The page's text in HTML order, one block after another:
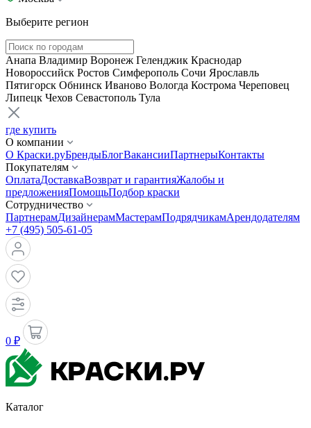
Выберите регион
Анапа Владимир Воронеж Геленджик Краснодар
Новороссийск Ростов Симферополь Сочи Ярославль
Пятигорск Обнинск Иваново Вологда Кострома Череповец
Липецк Чехов Севастополь Тула
где купить
О компании
О Краски.руБрендыБлогВакансииПартнерыКонтакты
Покупателям
ОплатаДоставкаВозврат и гарантияЖалобы и
предложенияПомощьПодбор краски
Сотрудничество
ПартнерамДизайнерамМастерамПодрядчикамАрендодателям
+7 (495) 505-61-05
0 ₽
Каталог